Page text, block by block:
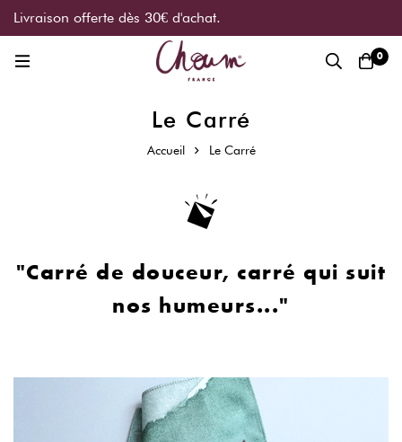
Livraison offerte dès 30€ d'achat.
0
Le Carré
Accueil Le Carré
"Carré de douceur, carré qui suit
nos humeurs..."